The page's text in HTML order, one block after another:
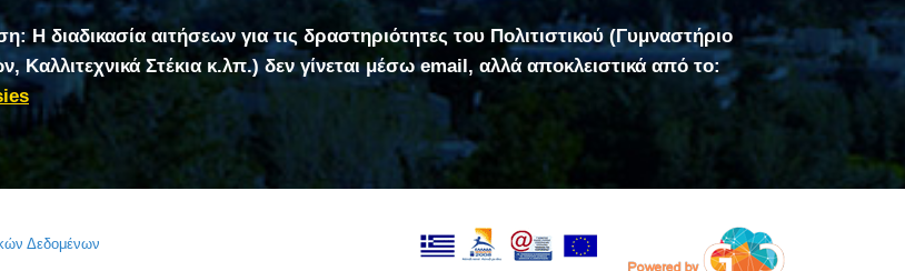
Η διαδικασία αιτήσεων για τις δραστηριότητες του Πολιτιστικού (Γυμναστήριο
Καλλιτεχνικά Στέκια κ.λπ.) δεν γίνεται μέσω email, αλλά αποκλειστικά από το:
Δεδομένων